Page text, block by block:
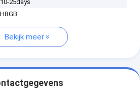
10-25days
HBGB
Bekijk meer